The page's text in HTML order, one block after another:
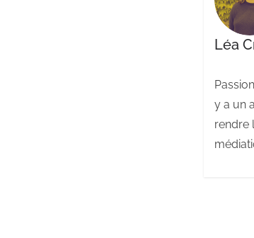
Léa
y a un
rendre